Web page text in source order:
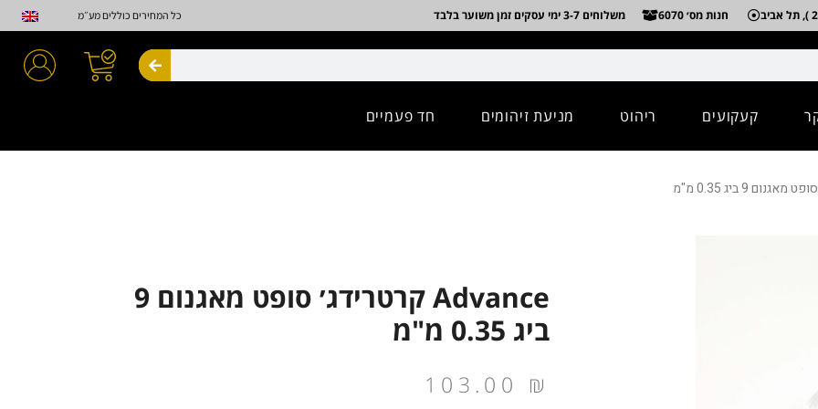
חנות מס׳ 6070 משלוחים 3-7 ימי עסקים זמן משוער בלבד כל המחירים כוללים מע״מ
חיפוש
קעקועים ריהוט מניעת זיהומים חד פעמיים
Advance קרטרידג׳ סופט מאגנום 9
ביג 0.35 מ"מ
103.00 ₪